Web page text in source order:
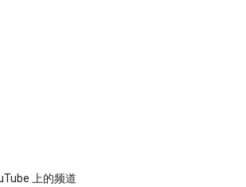
上的频道